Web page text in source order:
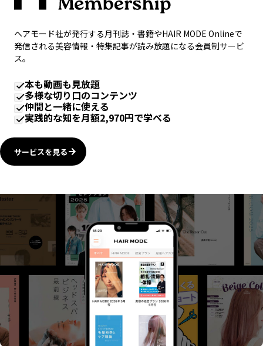
ヘアモード社が発行する月刊誌・書籍やHAIR MODE Onlineで
発信される美容情報・特集記事が読み放題になる会員制サービ
ス。
本も動画も見放題
多様な切り口のコンテンツ
仲間と一緒に使える
実践的な知を月額2,970円で学べる
サービスを見る